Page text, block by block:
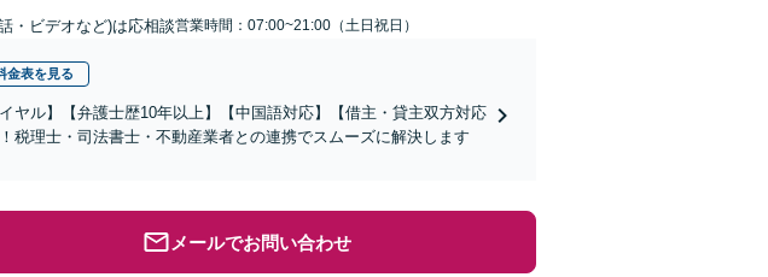
・ビデオなど)は応相談営業時間：07:00~21:00（土日祝日）
金表を見る
ル】【弁護士歴10年以上】【中国語対応】【借主・貸主双方対応
税理士・司法書士・不動産業者との連携でスムーズに解決します
メールでお問い合わせ